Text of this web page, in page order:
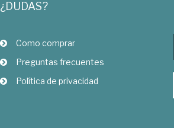
¿DUDAS?
Como comprar
Preguntas frecuentes
Política de privacidad